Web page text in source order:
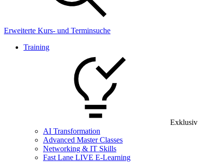
Erweiterte Kurs- und Terminsuche
Training
Exklusiv
AI Transformation
Advanced Master Classes
Networking & IT Skills
Fast Lane LIVE E-Learning